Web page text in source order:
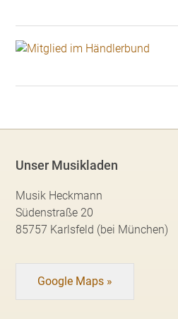
Unser Musikladen
Musik Heckmann
Südenstraße 20
85757 Karlsfeld (bei München)
Google Maps »